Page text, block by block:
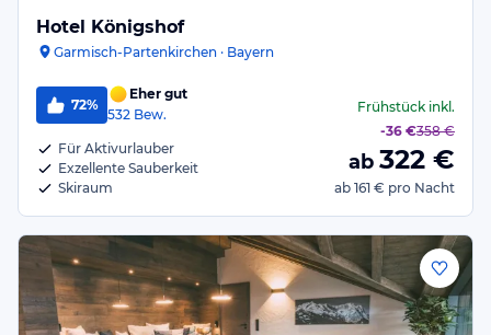
Hotel Königshof
Garmisch-Partenkirchen · Bayern
72%
Eher gut
532 Bew.
Für Aktivurlauber
Exzellente Sauberkeit
Skiraum
Frühstückinkl.
-36 €358 €
ab 322 €
ab 161 € pro Nacht